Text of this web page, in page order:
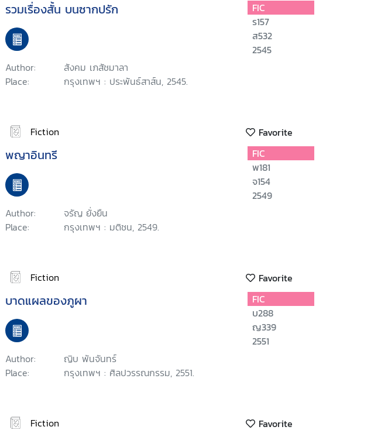
รวมเรื่องสั้น บนซากปรัก
Author:
สังคม เภสัชมาลา
Place:
กรุงเทพฯ : ประพันธ์สาส์น, 2545.
FIC
ร157
ส532
2545
Fiction Favorite
พญาอินทรี
Author:
จรัญ ยั่งยืน
Place:
กรุงเทพฯ : มติชน, 2549.
FIC
พ181
จ154
2549
Fiction Favorite
บาดแผลของภูผา
Author:
ญิบ พันจันทร์
Place:
กรุงเทพฯ : ศิลปวรรณกรรม, 2551.
FIC
บ288
ญ339
2551
Fiction Favorite